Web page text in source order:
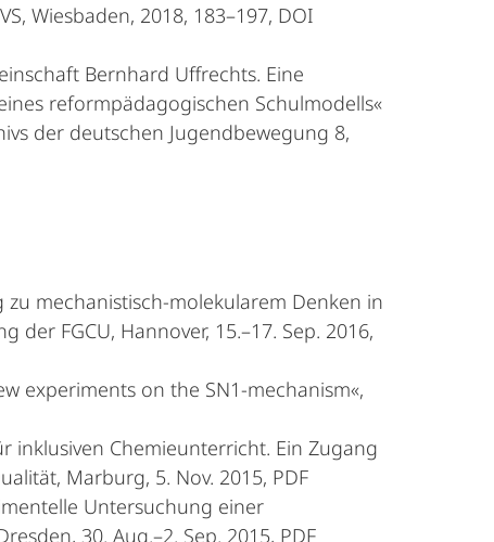
Wiesbaden, 2018, 183–197, DOI
Bernhard Uffrechts. Eine
reformpädagogischen Schulmodells«
der deutschen Jugendbewegung 8,
zu mechanistisch-molekularem Denken in
FGCU, Hannover, 15.–17. Sep. 2016,
experiments on the SN1-mechanism«,
inklusiven Chemieunterricht. Ein Zugang
Marburg, 5. Nov. 2015, PDF
Untersuchung einer
30. Aug.–2. Sep. 2015, PDF